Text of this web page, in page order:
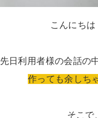
こんにち
先日利用者様の会話の
作っても余しち
そこで